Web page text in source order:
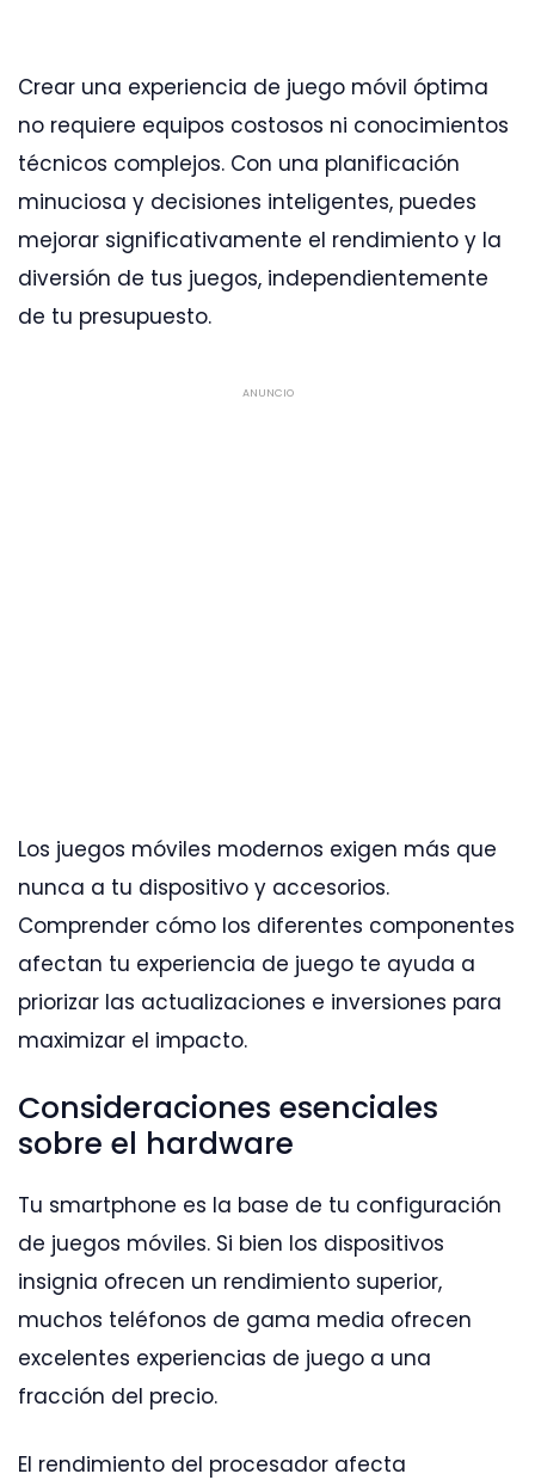
Crear una experiencia de juego móvil óptima
no requiere equipos costosos ni conocimientos
técnicos complejos. Con una planificación
minuciosa y decisiones inteligentes, puedes
mejorar significativamente el rendimiento y la
diversión de tus juegos, independientemente
de tu presupuesto.
ANUNCIO
Los juegos móviles modernos exigen más que
nunca a tu dispositivo y accesorios.
Comprender cómo los diferentes componentes
afectan tu experiencia de juego te ayuda a
priorizar las actualizaciones e inversiones para
maximizar el impacto.
Consideraciones esenciales
sobre el hardware
Tu smartphone es la base de tu configuración
de juegos móviles. Si bien los dispositivos
insignia ofrecen un rendimiento superior,
muchos teléfonos de gama media ofrecen
excelentes experiencias de juego a una
fracción del precio.
El rendimiento del procesador afecta